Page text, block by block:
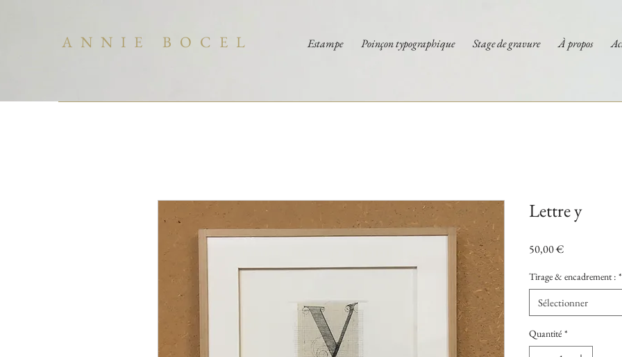
ANNIE BOCEL Estampe Poinçon typographique Stage de gravure À propos
Lettre y
50,00 €Prix
Tirage & encadrement : *
Sélectionner
Quantité *